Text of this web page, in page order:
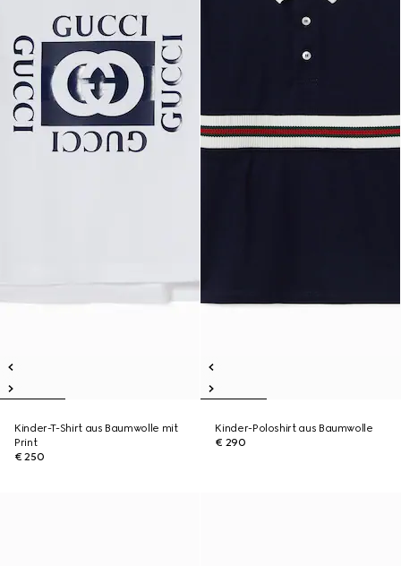
Kinder-T-Shirt aus Baumwolle mit
Print
€ 250
Kinder-Poloshirt aus Baumwolle
€ 290